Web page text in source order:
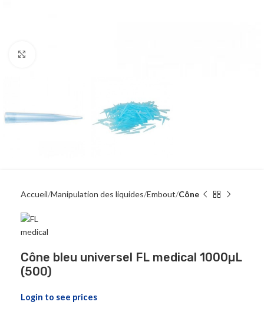
Accueil Manipulation des liquides Embout Cône
Cône bleu universel FL medical 1000µL
(500)
Login to see prices